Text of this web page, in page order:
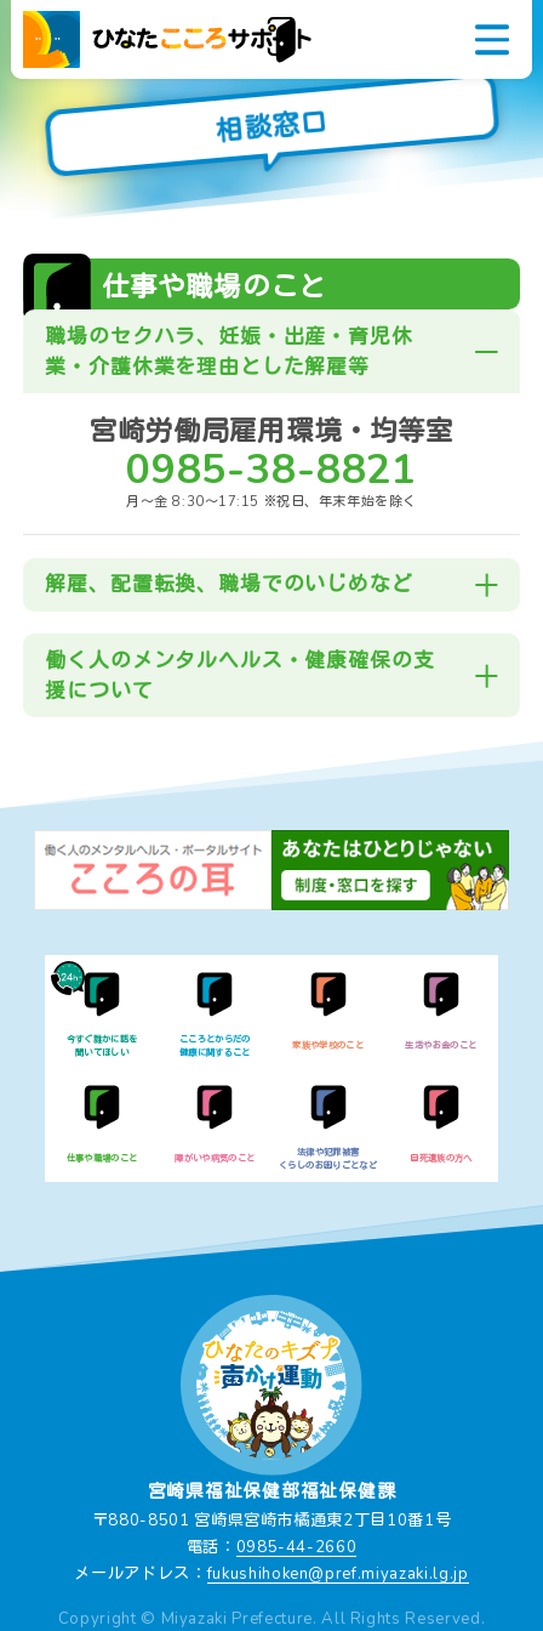
悩んでいるアナタ
相談窓口
聞いてほしい
こころとからだの
健康に関すること
生活やお金のこと
仕事や職場のこと
障がいや病気のこと
法律や犯罪被害
自死遺族の方へ
こころの健康チェック
だれかの支えになりたいアナタ
ひなたのキズナ声かけ運動
｢知る｣から始める｡自殺予防
コンテンツ
お知らせ
動画
ダウンロード
相談窓口
仕事や職場のこと
職場のセクハラ、妊娠・出産・育児休
業・介護休業を理由とした解雇等
宮崎労働局雇用環境・均等室
0985-38-8821
月～金 8:30～17:15 ※祝日、年末年始を除く
解雇、配置転換、職場でのいじめなど
働く人のメンタルヘルス・健康確保の支
援について
今すぐ誰かに話を
聞いてほしい
こころとからだの
健康に関すること
家族や学校のこと 生活やお金のこと
仕事や職場のこと 障がいや病気のこと
法律や犯罪被害
くらしのお困りごとなど
自死遺族の方へ
宮崎県福祉保健部福祉保健課
〒880-8501 宮崎県宮崎市橘通東2丁目10番1号
電話： 0985-44-2660
メールアドレス：fukushihoken@pref.miyazaki.lg.jp
Copyright © Miyazaki Prefecture. All Rights Reserved.